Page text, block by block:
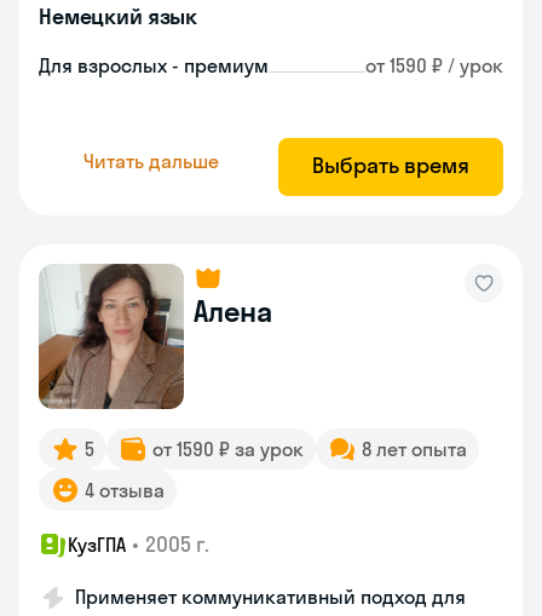
Немецкий язык
Для взрослых - премиум от 1590 ₽ / урок
Читать дальше Выбрать время
Алена
5 от 1590 ₽ за урок
8 лет опыта
4 отзыва
КузГПА • 2005 г.
Применяет коммуникативный подход для